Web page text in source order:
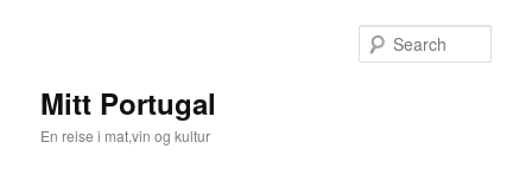
Mitt Portugal
En reise i mat,vin og kultur